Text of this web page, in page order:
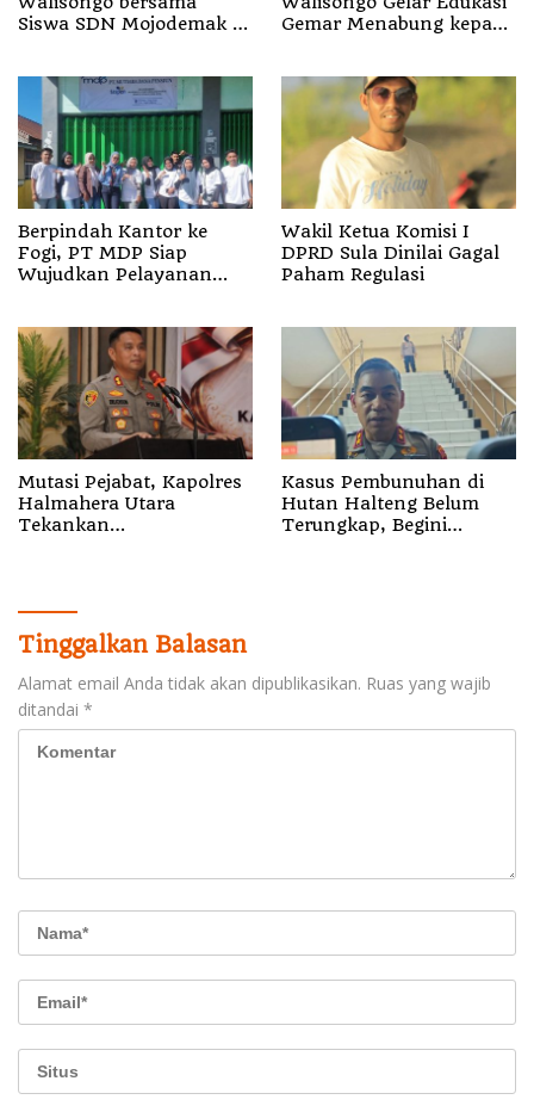
Siswa SDN Mojodemak 3
Gemar Menabung kepada
Berpindah Kantor ke
Fogi, PT MDP Siap
Wujudkan Pelayanan
Wakil Ketua Komisi I
DPRD Sula Dinilai Gagal
Paham Regulasi
Mutasi Pejabat, Kapolres
Halmahera Utara
Tekankan
Kasus Pembunuhan di
Hutan Halteng Belum
Terungkap, Begini
Tinggalkan Balasan
Alamat email Anda tidak akan dipublikasikan. Ruas yang wajib
ditandai *